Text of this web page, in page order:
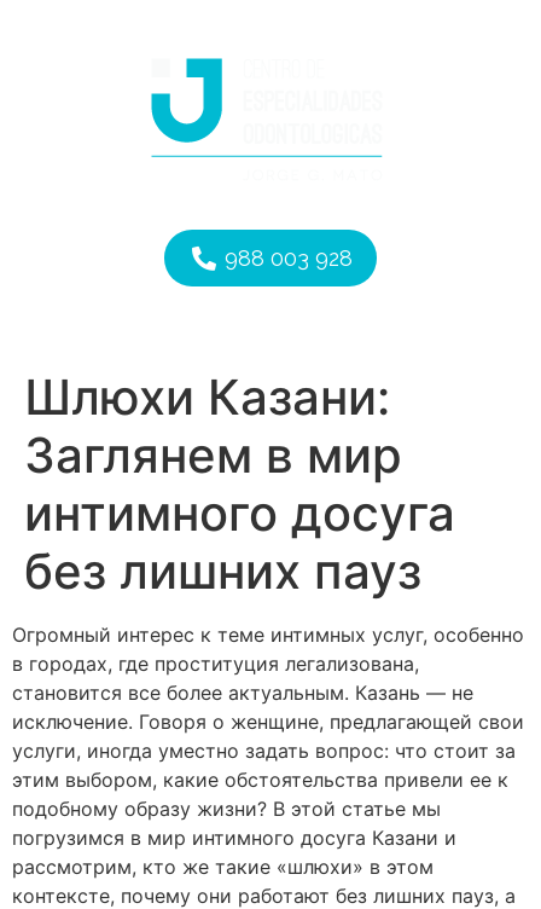
988 003 928
Шлюхи Казани:
Заглянем в мир
интимного досуга
без лишних пауз
Огромный интерес к теме интимных услуг, особенно
в городах, где проституция легализована,
становится все более актуальным. Казань — не
исключение. Говоря о женщине, предлагающей свои
услуги, иногда уместно задать вопрос: что стоит за
этим выбором, какие обстоятельства привели ее к
подобному образу жизни? В этой статье мы
погрузимся в мир интимного досуга Казани и
рассмотрим, кто же такие «шлюхи» в этом
контексте, почему они работают без лишних пауз, а